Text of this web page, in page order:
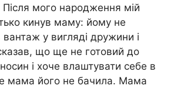
Після мого народження мій
кинув маму: йому не
вантаж у вигляді дружини і
що ще не готовий до
і хоче влаштувати себе в
мама його не бачила. Мама